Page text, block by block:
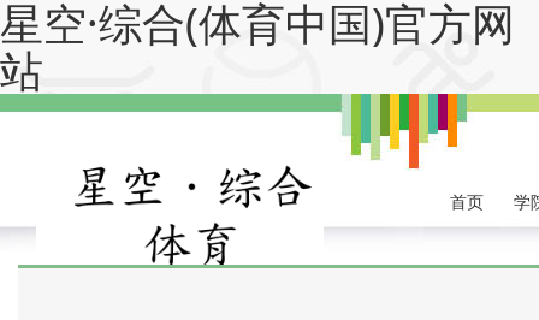
星空·综合(体育中国)官方网
站
首页 学